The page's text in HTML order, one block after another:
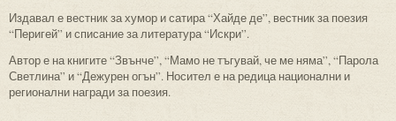
Издавал е вестник за хумор и сатира “Хайде де”, вестник за поезия
“Перигей” и списание за литература “Искри”.
Автор е на книгите “Звънче”, “Мамо не тъгувай, че ме няма”, “Парола
Светлина” и “Дежурен огън”. Носител е на редица национални и
регионални награди за поезия.